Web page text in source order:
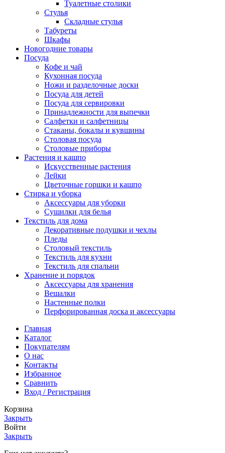
Туалетные столики
Стулья
Складные стулья
Табуреты
Шкафы
Новогодние товары
Посуда
Кофе и чай
Кухонная посуда
Ножи и разделочные доски
Посуда для детей
Посуда для сервировки
Принадлежности для выпечки
Салфетки и салфетницы
Стаканы, бокалы и кувшины
Столовая посуда
Столовые приборы
Растения и кашпо
Искусственные растения
Лейки
Цветочные горшки и кашпо
Стирка и уборка
Аксессуары для уборки
Сушилки для белья
Текстиль для дома
Декоративные подушки и чехлы
Пледы
Столовый текстиль
Текстиль для кухни
Текстиль для спальни
Хранение и порядок
Аксессуары для хранения
Вешалки
Настенные полки
Перфорированная доска и аксессуары
Главная
Каталог
Покупателям
О нас
Контакты
Избранное
Сравнить
Вход / Регистрация
Корзина
Закрыть
Войти
Закрыть